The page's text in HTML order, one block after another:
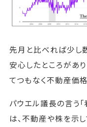
先月と比べれば少し
安心したところがあ
てつもなく不動産価
パウエル議長の言う
は、不動産や株を示